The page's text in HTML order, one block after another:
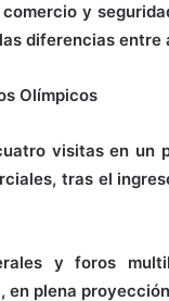
y
diferencias entre
Olímpicos
visitas en un
tras el
y foros
en plena